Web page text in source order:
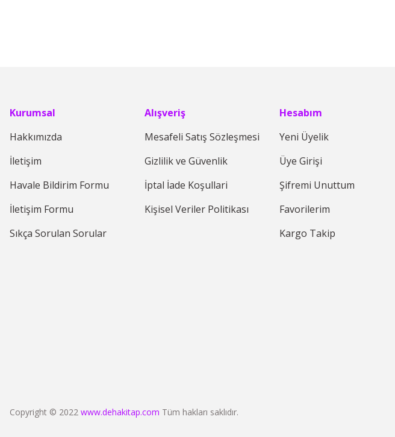
Kurumsal
Hakkımızda
İletişim
Havale Bildirim Formu
İletişim Formu
Sıkça Sorulan Sorular
Alışveriş
Mesafeli Satış Sözleşmesi
Gizlilik ve Güvenlik
İptal İade Koşullari
Kişisel Veriler Politikası
Hesabım
Yeni Üyelik
Üye Girişi
Şifremi Unuttum
Favorilerim
Kargo Takip
Copyright © 2022 www.dehakitap.com Tüm hakları saklıdır.